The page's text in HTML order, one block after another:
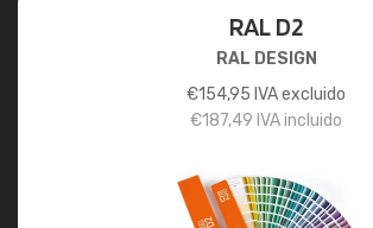
RAL D2
RAL DESIGN
€154,95 IVA excluido
€187,49 IVA incluido